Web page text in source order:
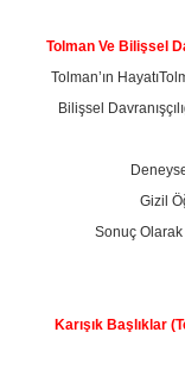
Tolman Ve Bilişsel
Tolman’ın Hayatı
Bilişsel
Gizil
Sonuç Olarak
Karışık Başlıklar